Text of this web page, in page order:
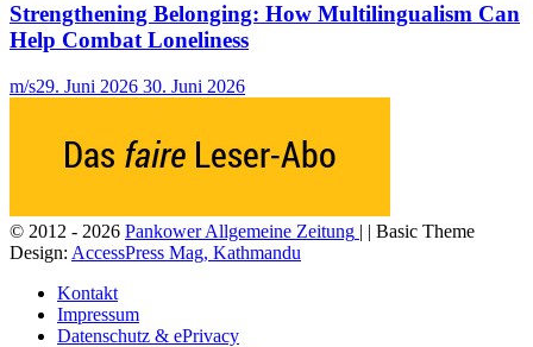
Strengthening Belonging: How Multilingualism Can
Help Combat Loneliness
m/s29. Juni 2026 30. Juni 2026
© 2012 - 2026 Pankower Allgemeine Zeitung | | Basic Theme
Design: AccessPress Mag, Kathmandu
Kontakt
Impressum
Datenschutz & ePrivacy